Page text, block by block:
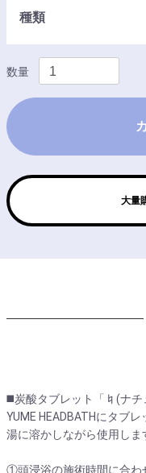
種類
数量
大量
◼️炭酸タブレット「♮(ナチ
YUME HEADBATHにタブ
湯に溶かしながら使用しま
①頭浸浴の施術時間に合わ